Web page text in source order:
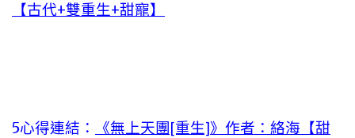
【古代+雙重生+甜寵】
5心得連結：
《無上天團[重生]》作者：絡海【甜